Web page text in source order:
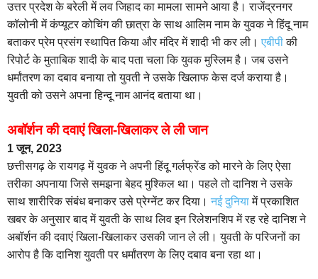
उत्तर प्रदेश के बरेली में लव जिहाद का मामला सामने आया है। राजेंद्रनगर
कॉलोनी में कंप्यूटर कोचिंग की छात्रा के साथ आलिम नाम के युवक ने हिंदू नाम
बताकर प्रेम प्रसंग स्थापित किया और मंदिर में शादी भी कर ली। एबीपीकी
रिपोर्ट के मुताबिक शादी के बाद पता चला कि युवक मुस्लिम है। जब उसने
धर्मांतरण का दबाव बनाया तो युवती ने उसके खिलाफ केस दर्ज कराया है।
युवती को उसने अपना हिन्दू नाम आनंद बताया था।
अबॉर्शन की दवाएं खिला-खिलाकर ले ली जान
1 जून, 2023
छत्तीसगढ़ के रायगढ़ में युवक ने अपनी हिंदू गर्लफ्रेंड को मारने के लिए ऐसा
तरीका अपनाया जिसे समझना बेहद मुश्किल था। पहले तो दानिश ने उसके
साथ शारीरिक संबंध बनाकर उसे प्रेग्नेंट कर दिया। नई दुनियामें प्रकाशित
खबर के अनुसार बाद में युवती के साथ लिव इन रिलेशनशिप में रह रहे दानिश ने
अबॉर्शन की दवाएं खिला-खिलाकर उसकी जान ले ली। युवती के परिजनों का
आरोप है कि दानिश युवती पर धर्मांतरण के लिए दबाव बना रहा था।